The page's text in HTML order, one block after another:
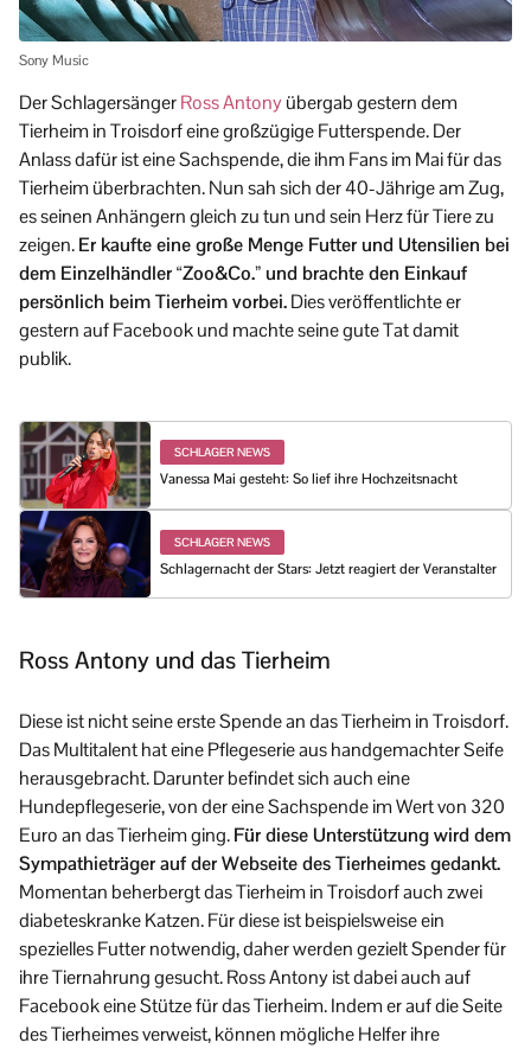
Sony Music
Der SchlagersängerRoss Antonyübergab gestern dem
Tierheim in Troisdorf eine großzügige Futterspende. Der
Anlass dafür ist eine Sachspende, die ihm Fans im Mai für das
Tierheim überbrachten. Nun sah sich der 40-Jährige am Zug,
es seinen Anhängern gleich zu tun und sein Herz für Tiere zu
zeigen.Er kaufte eine große Menge Futter und Utensilien bei
dem Einzelhändler “Zoo&Co.” und brachte den Einkauf
persönlich beim Tierheim vorbei.Dies veröffentlichte er
gestern auf Facebook und machte seine gute Tat damit
publik.
SCHLAGER NEWS
Vanessa Mai gesteht: So lief ihre Hochzeitsnacht
SCHLAGER NEWS
Schlagernacht der Stars: Jetzt reagiert der Veranstalter
Ross Antony und das Tierheim
Diese ist nicht seine erste Spende an das Tierheim in Troisdorf.
Das Multitalent hat eine Pflegeserie aus handgemachter Seife
herausgebracht. Darunter befindet sich auch eine
Hundepflegeserie, von der eine Sachspende im Wert von 320
Euro an das Tierheim ging.Für diese Unterstützung wird dem
Sympathieträger auf der Webseite des Tierheimes gedankt.
Momentan beherbergt das Tierheim in Troisdorf auch zwei
diabeteskranke Katzen. Für diese ist beispielsweise ein
spezielles Futter notwendig, daher werden gezielt Spender für
ihre Tiernahrung gesucht. Ross Antony ist dabei auch auf
Facebook eine Stütze für das Tierheim. Indem er auf die Seite
des Tierheimes verweist, können mögliche Helfer ihre